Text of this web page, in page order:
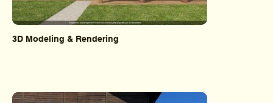
3D Modeling & Rendering